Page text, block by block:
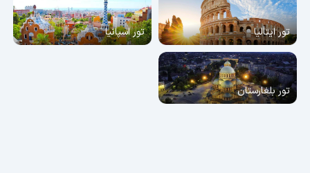
تور ایتالیا تور اسپانیا
تور بلغارستان